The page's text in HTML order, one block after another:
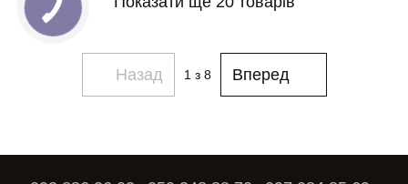
Назад 1 з 8 Вперед